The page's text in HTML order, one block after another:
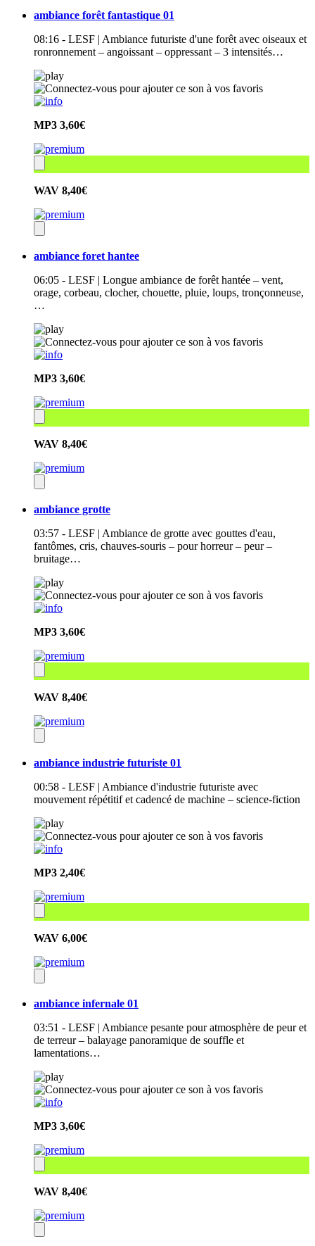
ambiance forêt fantastique 01
08:16 - LESF | Ambiance futuriste d'une forêt avec oiseaux et
ronronnement – angoissant – oppressant – 3 intensités…
MP3 3,60€
WAV 8,40€
ambiance foret hantee
06:05 - LESF | Longue ambiance de forêt hantée – vent,
orage, corbeau, clocher, chouette, pluie, loups, tronçonneuse,
…
MP3 3,60€
WAV 8,40€
ambiance grotte
03:57 - LESF | Ambiance de grotte avec gouttes d'eau,
fantômes, cris, chauves-souris – pour horreur – peur –
bruitage…
MP3 3,60€
WAV 8,40€
ambiance industrie futuriste 01
00:58 - LESF | Ambiance d'industrie futuriste avec
mouvement répétitif et cadencé de machine – science-fiction
MP3 2,40€
WAV 6,00€
ambiance infernale 01
03:51 - LESF | Ambiance pesante pour atmosphère de peur et
de terreur – balayage panoramique de souffle et
lamentations…
MP3 3,60€
WAV 8,40€